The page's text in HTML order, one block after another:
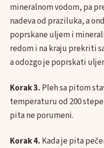
mineralnom vodom, pa
nadeva od praziluka, a
poprskane uljem i
redom i na kraju prekriti
a odozgo je poprskati
Korak 3. Pleh sa pitom
temperaturu od 200
pita ne porumeni.
Korak 4. Kada je pita